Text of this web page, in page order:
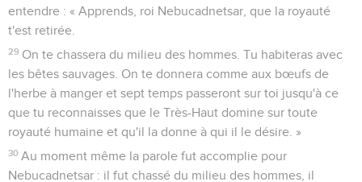
entendre : « Apprends, roi Nebucadnetsar, que la royauté
t'est retirée.
29 On te chassera du milieu des hommes. Tu habiteras avec
les bêtes sauvages. On te donnera comme aux bœufs de
l'herbe à manger et sept temps passeront sur toi jusqu'à ce
que tu reconnaisses que le Très-Haut domine sur toute
royauté humaine et qu'il la donne à qui il le désire. »
30 Au moment même la parole fut accomplie pour
Nebucadnetsar : il fut chassé du milieu des hommes, il